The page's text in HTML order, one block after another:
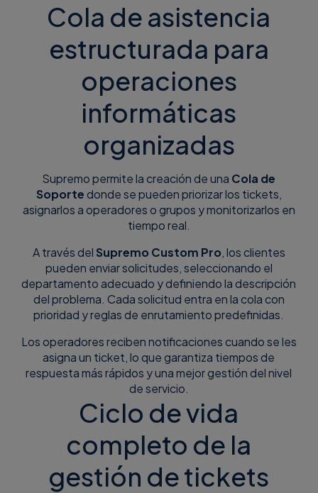
Cola de asistencia
estructurada para
operaciones
informáticas
organizadas
Supremo permite la creación de una Cola de
Soportedonde se pueden priorizar los tickets,
asignarlos a operadores o grupos y monitorizarlos en
tiempo real.
A través del Supremo Custom Pro, los clientes
pueden enviar solicitudes, seleccionando el
departamento adecuado y definiendo la descripción
del problema. Cada solicitud entra en la cola con
prioridad y reglas de enrutamiento predefinidas.
Los operadores reciben notificaciones cuando se les
asigna un ticket, lo que garantiza tiempos de
respuesta más rápidos y una mejor gestión del nivel
de servicio.
Ciclo de vida
completo de la
gestión de tickets